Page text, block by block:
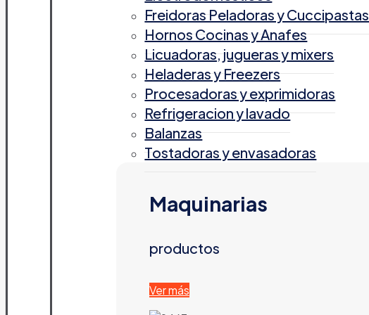
Freidoras Peladoras y Cuccipastas
Hornos Cocinas y Anafes
Licuadoras, jugueras y mixers
Heladeras y Freezers
Procesadoras y exprimidoras
Refrigeracion y lavado
Balanzas
Tostadoras y envasadoras
Maquinarias
productos
Ver más